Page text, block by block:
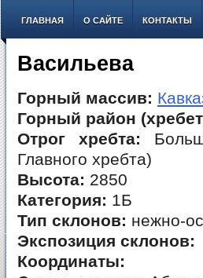
ГЛАВНАЯ О САЙТЕ КОНТАКТЫ
Васильева
Горный массив:
Горный район
Отрог хребта:
Главного хребта)
Высота: 2850
Категория: 1Б
Тип склонов: нежно-
Экспозиция склонов:
Координаты: